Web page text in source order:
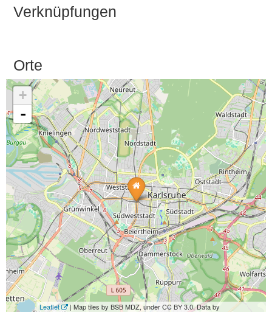
Verknüpfungen
Orte
+
-
Leaflet
| Map tiles by BSB MDZ, under CC BY 3.0. Data by